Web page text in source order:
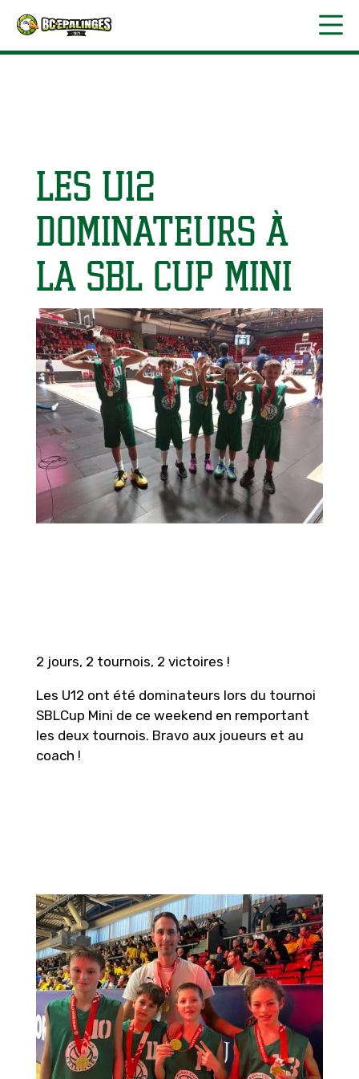
Les U12
dominateurs à
la SBL Cup Mini
2 jours, 2 tournois, 2 victoires !
Les U12 ont été dominateurs lors du tournoi
SBLCup Mini de ce weekend en remportant
les deux tournois. Bravo aux joueurs et au
coach !